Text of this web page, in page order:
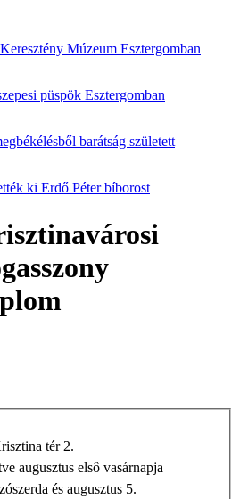
Múzeum Esztergomban
püspök Esztergomban
barátság született
ki Erdő Péter bíborost
tér 2.
illetve augusztus elsô vasárnapja
Hamvazószerda és augusztus 5.